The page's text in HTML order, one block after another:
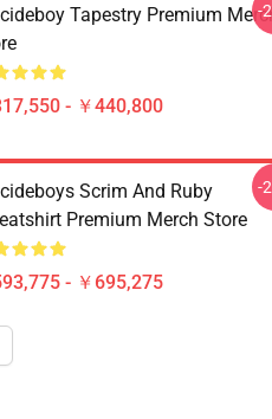
Tapestry Premium
- ￥440,800
-
Scrim And Ruby
Premium Merch Store
- ￥695,275
-